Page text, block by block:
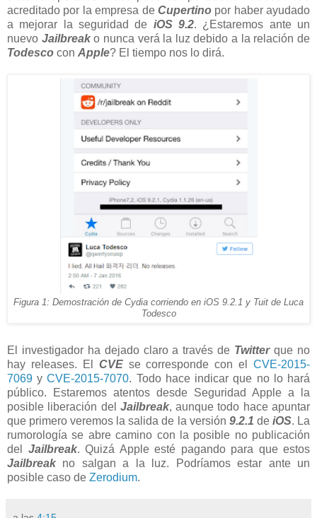
acreditado por la empresa de Cupertino por haber ayudado
a mejorar la seguridad de iOS 9.2. ¿Estaremos ante un
nuevo Jailbreako nunca verá la luz debido a la relación de
Todesco con Apple? El tiempo nos lo dirá.
Figura 1: Demostración de Cydia corriendo en iOS 9.2.1 y Tuit de Luca
Todesco
El investigador ha dejado claro a través de Twitterque no
hay releases. El CVE se corresponde con el CVE-2015-
7069 yCVE-2015-7070. Todo hace indicar que no lo hará
público. Estaremos atentos desde Seguridad Apple a la
posible liberación del Jailbreak, aunque todo hace apuntar
que primero veremos la salida de la versión 9.2.1 de iOS. La
rumorología se abre camino con la posible no publicación
del Jailbreak. Quizá Apple esté pagando para que estos
Jailbreak no salgan a la luz. Podríamos estar ante un
posible caso de Zerodium.